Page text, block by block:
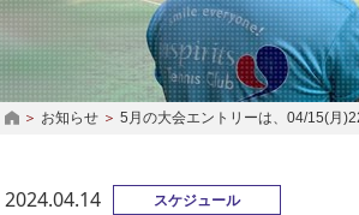
HOMEお知らせ 5月の大会エントリーは、04/15(月
2024.04.14 スケジュール